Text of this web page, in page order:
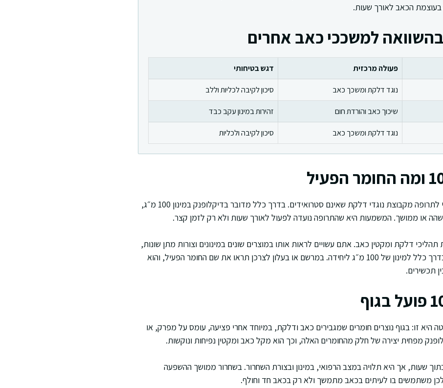
בעוצמת הכאב לאורך שעות.
פעולה מרכזית
דגש בטיחותי
נוגד דלקת ומשכך כאב
סיכון לקיבה לכליות וללב
שיכוך כאב והורדת חום
זהירות במינון עקב כבד
נוגד דלקת ומשכך כאב סיכון לקיבה ולכליות
בטרן 100 הוא שם מסחרי לתרופה מקבוצת נוגדי דלקת שאינם סטרואידים. בדרך כלל מדובר בדיקלופנק במינון 100 מ״ג,
או ממושך. המשמעות היא שהתרופה נועדה לפעול לאורך שעות ולא רק לזמן קצר.
דלקת ומקטין כאב. אתם עשויים לראות אותו במוצרים שונים במינונים וצורות מתן שונות,
אבל המספר 100 מכוון בדרך כלל למינון של 100 מ״ג ליחידה. במרשם או בעלון לצרכן תראו את שם החומר הפעיל, והוא
תכשירים.
היא זו: בגוף נוצרים חומרים שמגבירים כאב ודלקת, במיוחד אחרי פציעה, עומס על מפרק, או
מפחית יצירה של חלק מהחומרים האלה, וכך הוא מקל כאב ומקטין נפיחות ונוקשות.
שעות, אך היא תלויה במצב הרפואי, במינון ובצורת השחרור. בשחרור ממושך ההשפעה
משתמשים בו לעיתים בכאב מתמשך ולא רק בכאב חד וחולף.